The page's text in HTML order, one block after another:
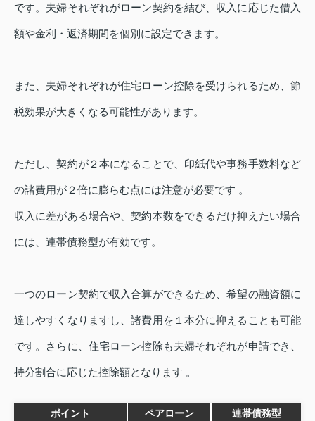
です。夫婦それぞれがローン契約を結び、収入に応じた借入
額や金利・返済期間を個別に設定できます。
また、夫婦それぞれが住宅ローン控除を受けられるため、節
税効果が大きくなる可能性があります。
ただし、契約が２本になることで、印紙代や事務手数料など
の諸費用が２倍に膨らむ点には注意が必要です 。
収入に差がある場合や、契約本数をできるだけ抑えたい場合
には、連帯債務型が有効です。
一つのローン契約で収入合算ができるため、希望の融資額に
達しやすくなりますし、諸費用を１本分に抑えることも可能
です。さらに、住宅ローン控除も夫婦それぞれが申請でき、
持分割合に応じた控除額となります 。
ポイント ペアローン 連帯債務型